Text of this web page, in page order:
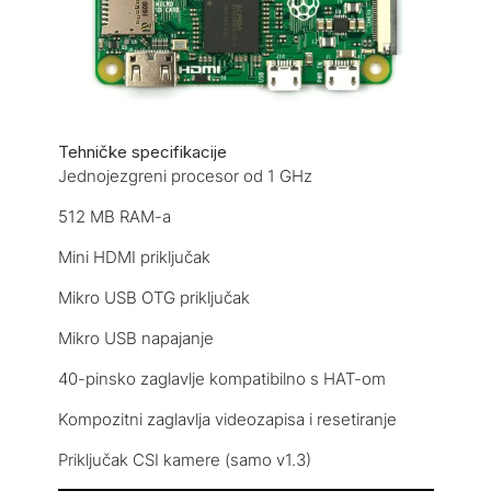
Tehničke specifikacije
Jednojezgreni procesor od 1 GHz
512 MB RAM-a
Mini HDMI priključak
Mikro USB OTG priključak
Mikro USB napajanje
40-pinsko zaglavlje kompatibilno s HAT-om
Kompozitni zaglavlja videozapisa i resetiranje
Priključak CSI kamere (samo v1.3)